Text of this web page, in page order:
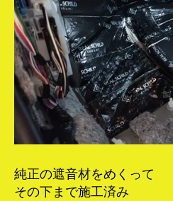
純正の遮音材をめくって
その下まで施工済み